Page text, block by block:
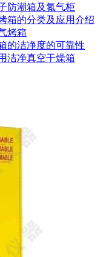
防潮箱及氮气柜
箱的分类及应用介绍
烤箱
的洁净度的可靠性
洁净真空干燥箱